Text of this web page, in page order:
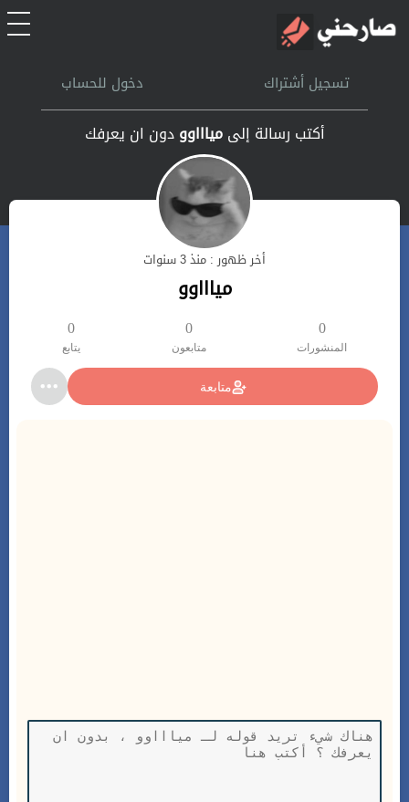
الرئيسيةتسجيل أشتراك دخول للحساب
أكتب رسالة إلىمياااوودون ان يعرفك
أخر ظهور : منذ 3 سنوات
مياااوو
0
المنشورات
0
متابعون
0
يتابع
متابعة